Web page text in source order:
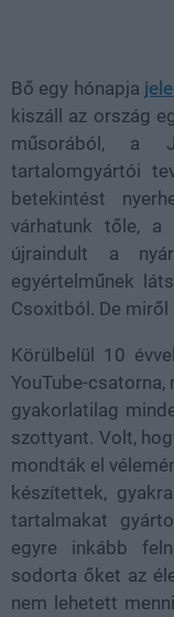
Bő egy hónapja
kiszáll az ország
műsorából, a
tartalomgyártói
betekintést
várhatunk tőle,
újraindult a
egyértelműnek
Csoxitból. De
Körülbelül 10
YouTube-
gyakorlatilag
szottyant. Volt,
mondták el
készítettek,
tartalmakat
egyre inkább
sodorta őket az
nem lehetett